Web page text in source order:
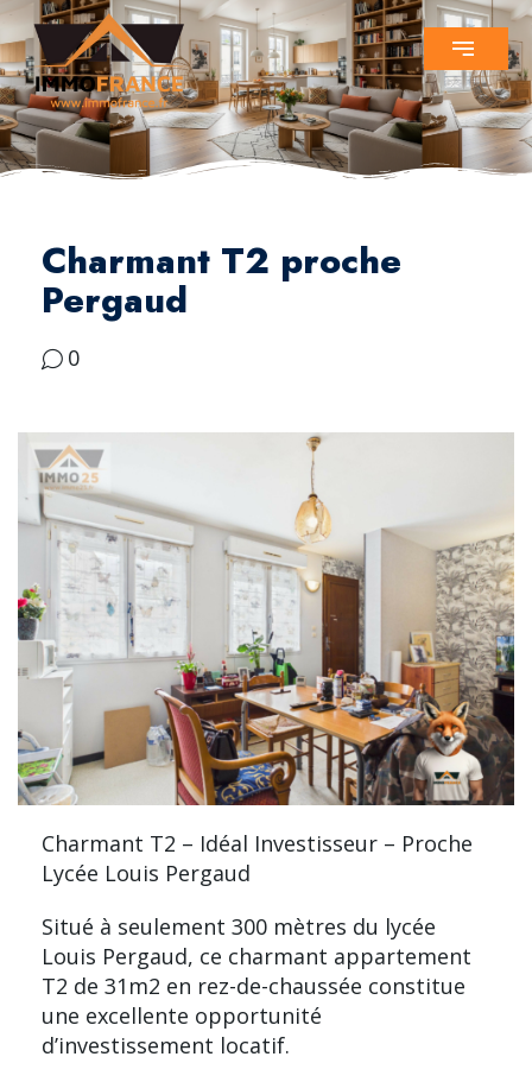
Charmant T2 proche
Pergaud
0
Charmant T2 – Idéal Investisseur – Proche
Lycée Louis Pergaud
Situé à seulement 300 mètres du lycée
Louis Pergaud, ce charmant appartement
T2 de 31m2 en rez-de-chaussée constitue
une excellente opportunité
d’investissement locatif.